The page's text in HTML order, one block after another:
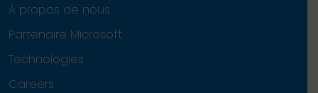
À propos de nous
Partenaire Microsoft
Technologies
Careers